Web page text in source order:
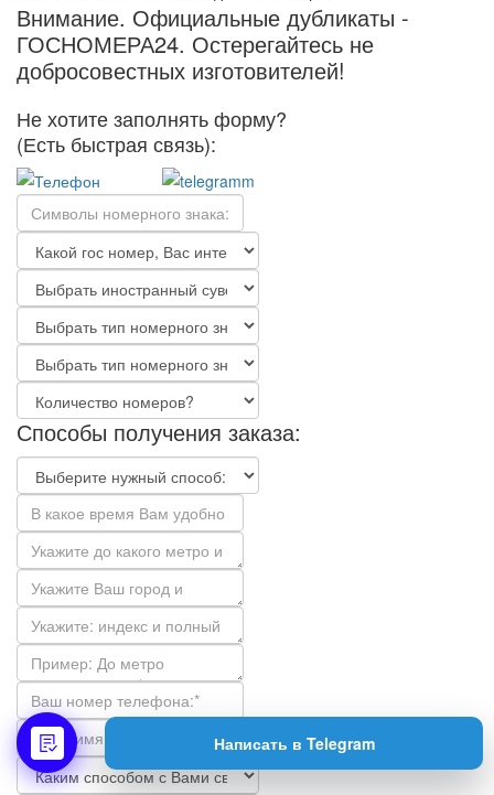
Написать в Telegram
Внимание. Официальные дубликаты -
ГОСНОМЕРА24. Остерегайтесь не
добросовестных изготовителей!
Не хотите заполнять форму?
(Есть быстрая связь):
Способы получения заказа: